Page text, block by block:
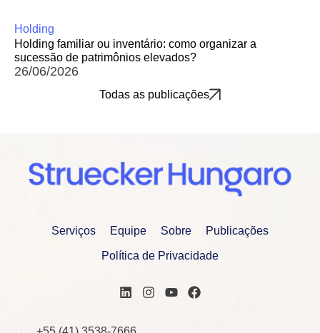
Holding
Holding familiar ou inventário: como organizar a
sucessão de patrimônios elevados?
26/06/2026
Todas as publicações
Serviços Equipe Sobre Publicações
Política de Privacidade